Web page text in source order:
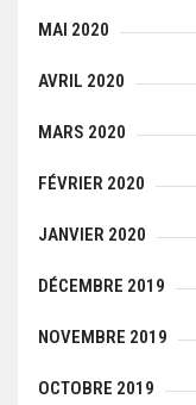
MAI 2020
AVRIL 2020
MARS 2020
FÉVRIER 2020
JANVIER 2020
DÉCEMBRE 2019
NOVEMBRE 2019
OCTOBRE 2019